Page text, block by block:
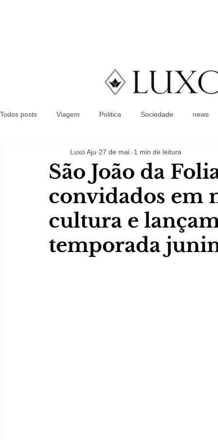
Todos posts Viagem Politica Sociedade news
São João da
convidados em
cultura e
temporada
Luxo Aju 27 de mai. 1 min de leitura